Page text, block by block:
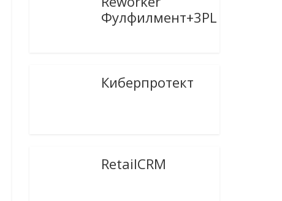
Фулфилмент+3PL
Киберпротект
RetailCRM